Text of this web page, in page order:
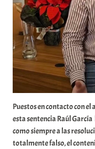
a
K
o
m
u
n
t
t
a
Puestos en contacto con
esta sentencia Raúl
como siempre a las
totalmente falso, el